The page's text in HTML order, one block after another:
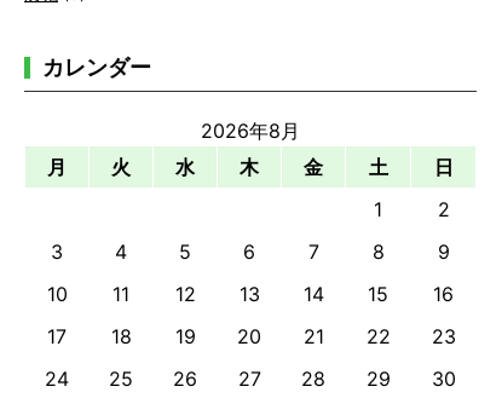
カレンダー
2026年8月
月
火 水 木 金 土 日
1
2
3
4 5 6 7 8
9
10
11 12 13 14 15
16
17
18 19 20 21 22
23
24
25 26 27 28 29
30